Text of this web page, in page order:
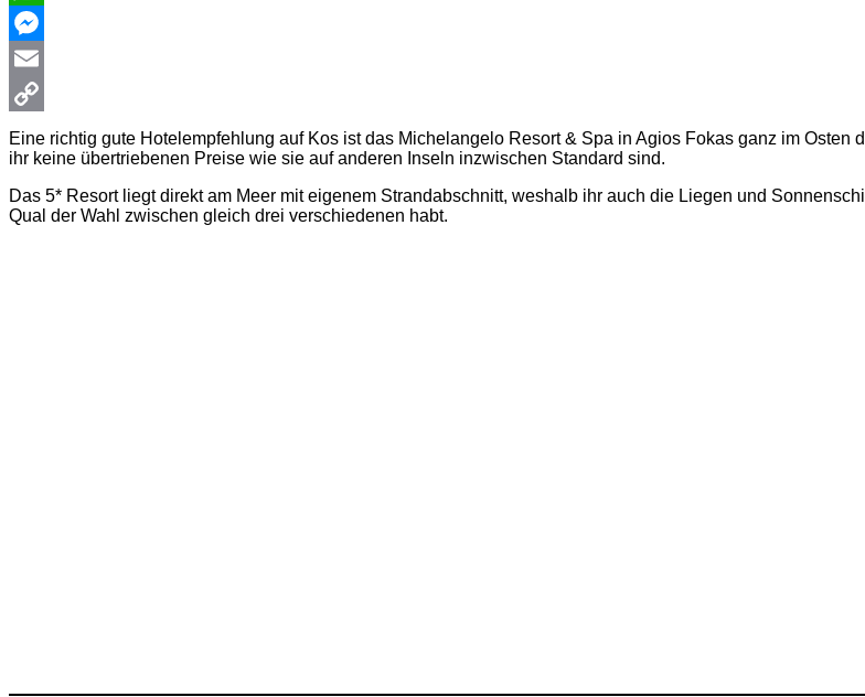
WhatsApp
Messenger
Email
Copy
Link
Eine richtig gute Hotelempfehlung auf Kos ist das Michelangelo Resort & Spa in Agios Fokas ganz im
ihr keine übertriebenen Preise wie sie auf anderen Inseln inzwischen Standard sind.
Das 5* Resort liegt direkt am Meer mit eigenem Strandabschnitt, weshalb ihr auch die Liegen und
Qual der Wahl zwischen gleich drei verschiedenen habt.